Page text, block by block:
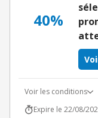
40%
Voir les conditions
Expire le 22/08/